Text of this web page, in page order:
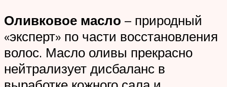
Оливковое масло – природный
«эксперт» по части восстановления
волос. Масло оливы прекрасно
нейтрализует дисбаланс в